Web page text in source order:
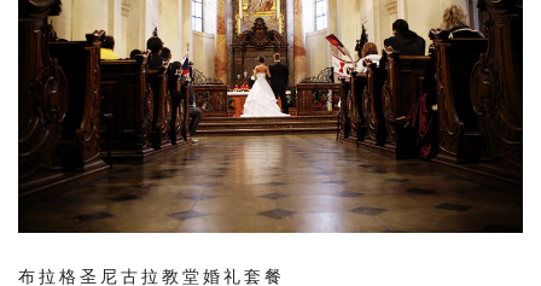
布拉格圣尼古拉教堂婚礼套餐